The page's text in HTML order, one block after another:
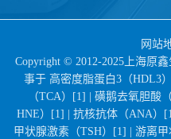
网站
Copyright © 2012-2025上海原
事于 高密度脂蛋白3（HDL3
（TCA）[1] | 磺鹅去氧胆酸
HNE）[1] | 抗核抗体（ANA）
甲状腺激素（TSH）[1] | 游离甲